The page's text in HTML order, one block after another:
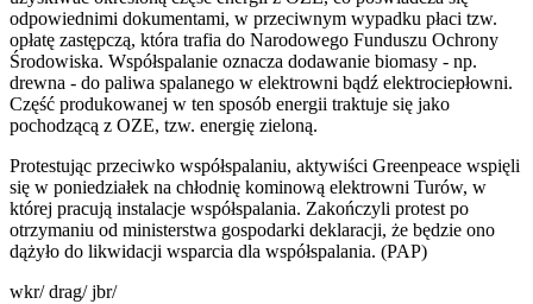
odpowiednimi dokumentami, w przeciwnym wypadku płaci tzw.
opłatę zastępczą, która trafia do Narodowego Funduszu Ochrony
Środowiska. Współspalanie oznacza dodawanie biomasy - np.
drewna - do paliwa spalanego w elektrowni bądź elektrociepłowni.
Część produkowanej w ten sposób energii traktuje się jako
pochodzącą z OZE, tzw. energię zieloną.
Protestując przeciwko współspalaniu, aktywiści Greenpeace wspięli
się w poniedziałek na chłodnię kominową elektrowni Turów, w
której pracują instalacje współspalania. Zakończyli protest po
otrzymaniu od ministerstwa gospodarki deklaracji, że będzie ono
dążyło do likwidacji wsparcia dla współspalania. (PAP)
wkr/ drag/ jbr/